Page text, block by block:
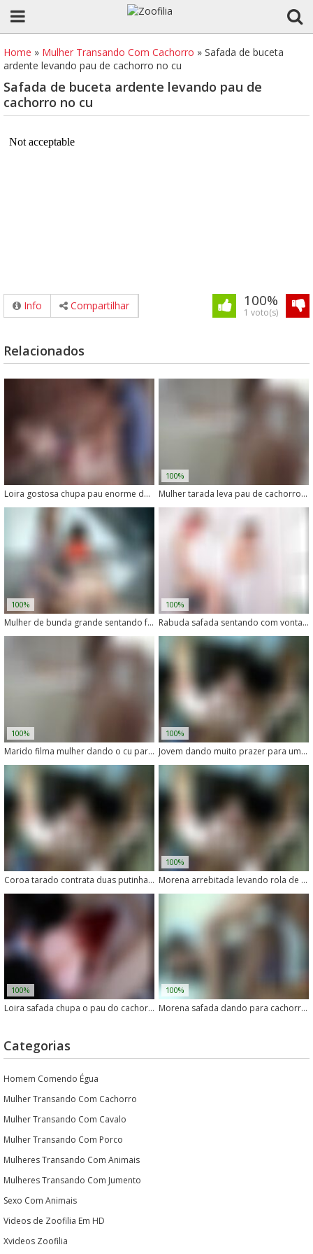
Home » Mulher Transando Com Cachorro » Safada de buceta
ardente levando pau de cachorro no cu
Safada de buceta ardente levando pau de
cachorro no cu
Info Compartilhar 100%
1 voto(s)
Relacionados
Loira gostosa chupa pau enorme de cachorro com tesão
100%
Mulher tarada leva pau de cachorro no cu com vontade
100%
Mulher de bunda grande sentando forte no pau do cachorro
100%
Rabuda safada sentando com vontade em um cachorro grande
100%
Marido filma mulher dando o cu para o cachorro em vídeo caseiro
100%
Jovem dando muito prazer para um cachorro de pau grande
Coroa tarado contrata duas putinhas para transar com seu cachorro
100%
Morena arrebitada levando rola de cachorro no cu
100%
Loira safada chupa o pau do cachorro sem vergonha
100%
Morena safada dando para cachorro no meio do mato
Categorias
Homem Comendo Égua
Mulher Transando Com Cachorro
Mulher Transando Com Cavalo
Mulher Transando Com Porco
Mulheres Transando Com Animais
Mulheres Transando Com Jumento
Sexo Com Animais
Videos de Zoofilia Em HD
Xvideos Zoofilia